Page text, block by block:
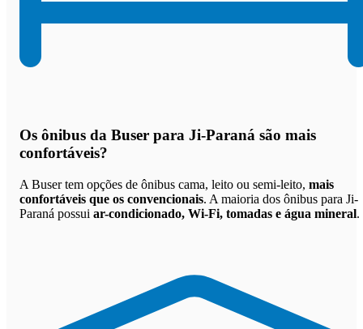
Os ônibus da Buser para Ji-Paraná são mais
confortáveis?
A Buser tem opções de ônibus cama, leito ou semi-leito, mais
confortáveis que os convencionais. A maioria dos ônibus para Ji-
Paraná possui ar-condicionado, Wi-Fi, tomadas e água mineral.